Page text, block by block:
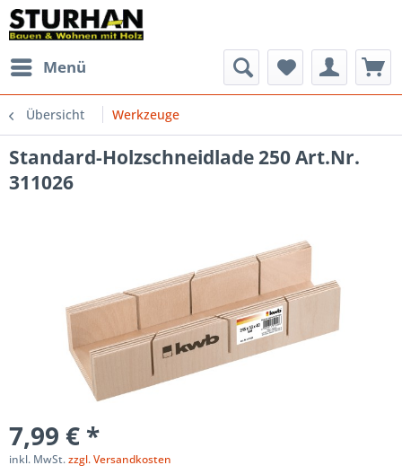
Menü
Übersicht Werkzeuge
Standard-Holzschneidlade 250 Art.Nr.
311026
7,99 € *
inkl. MwSt.zzgl. Versandkosten